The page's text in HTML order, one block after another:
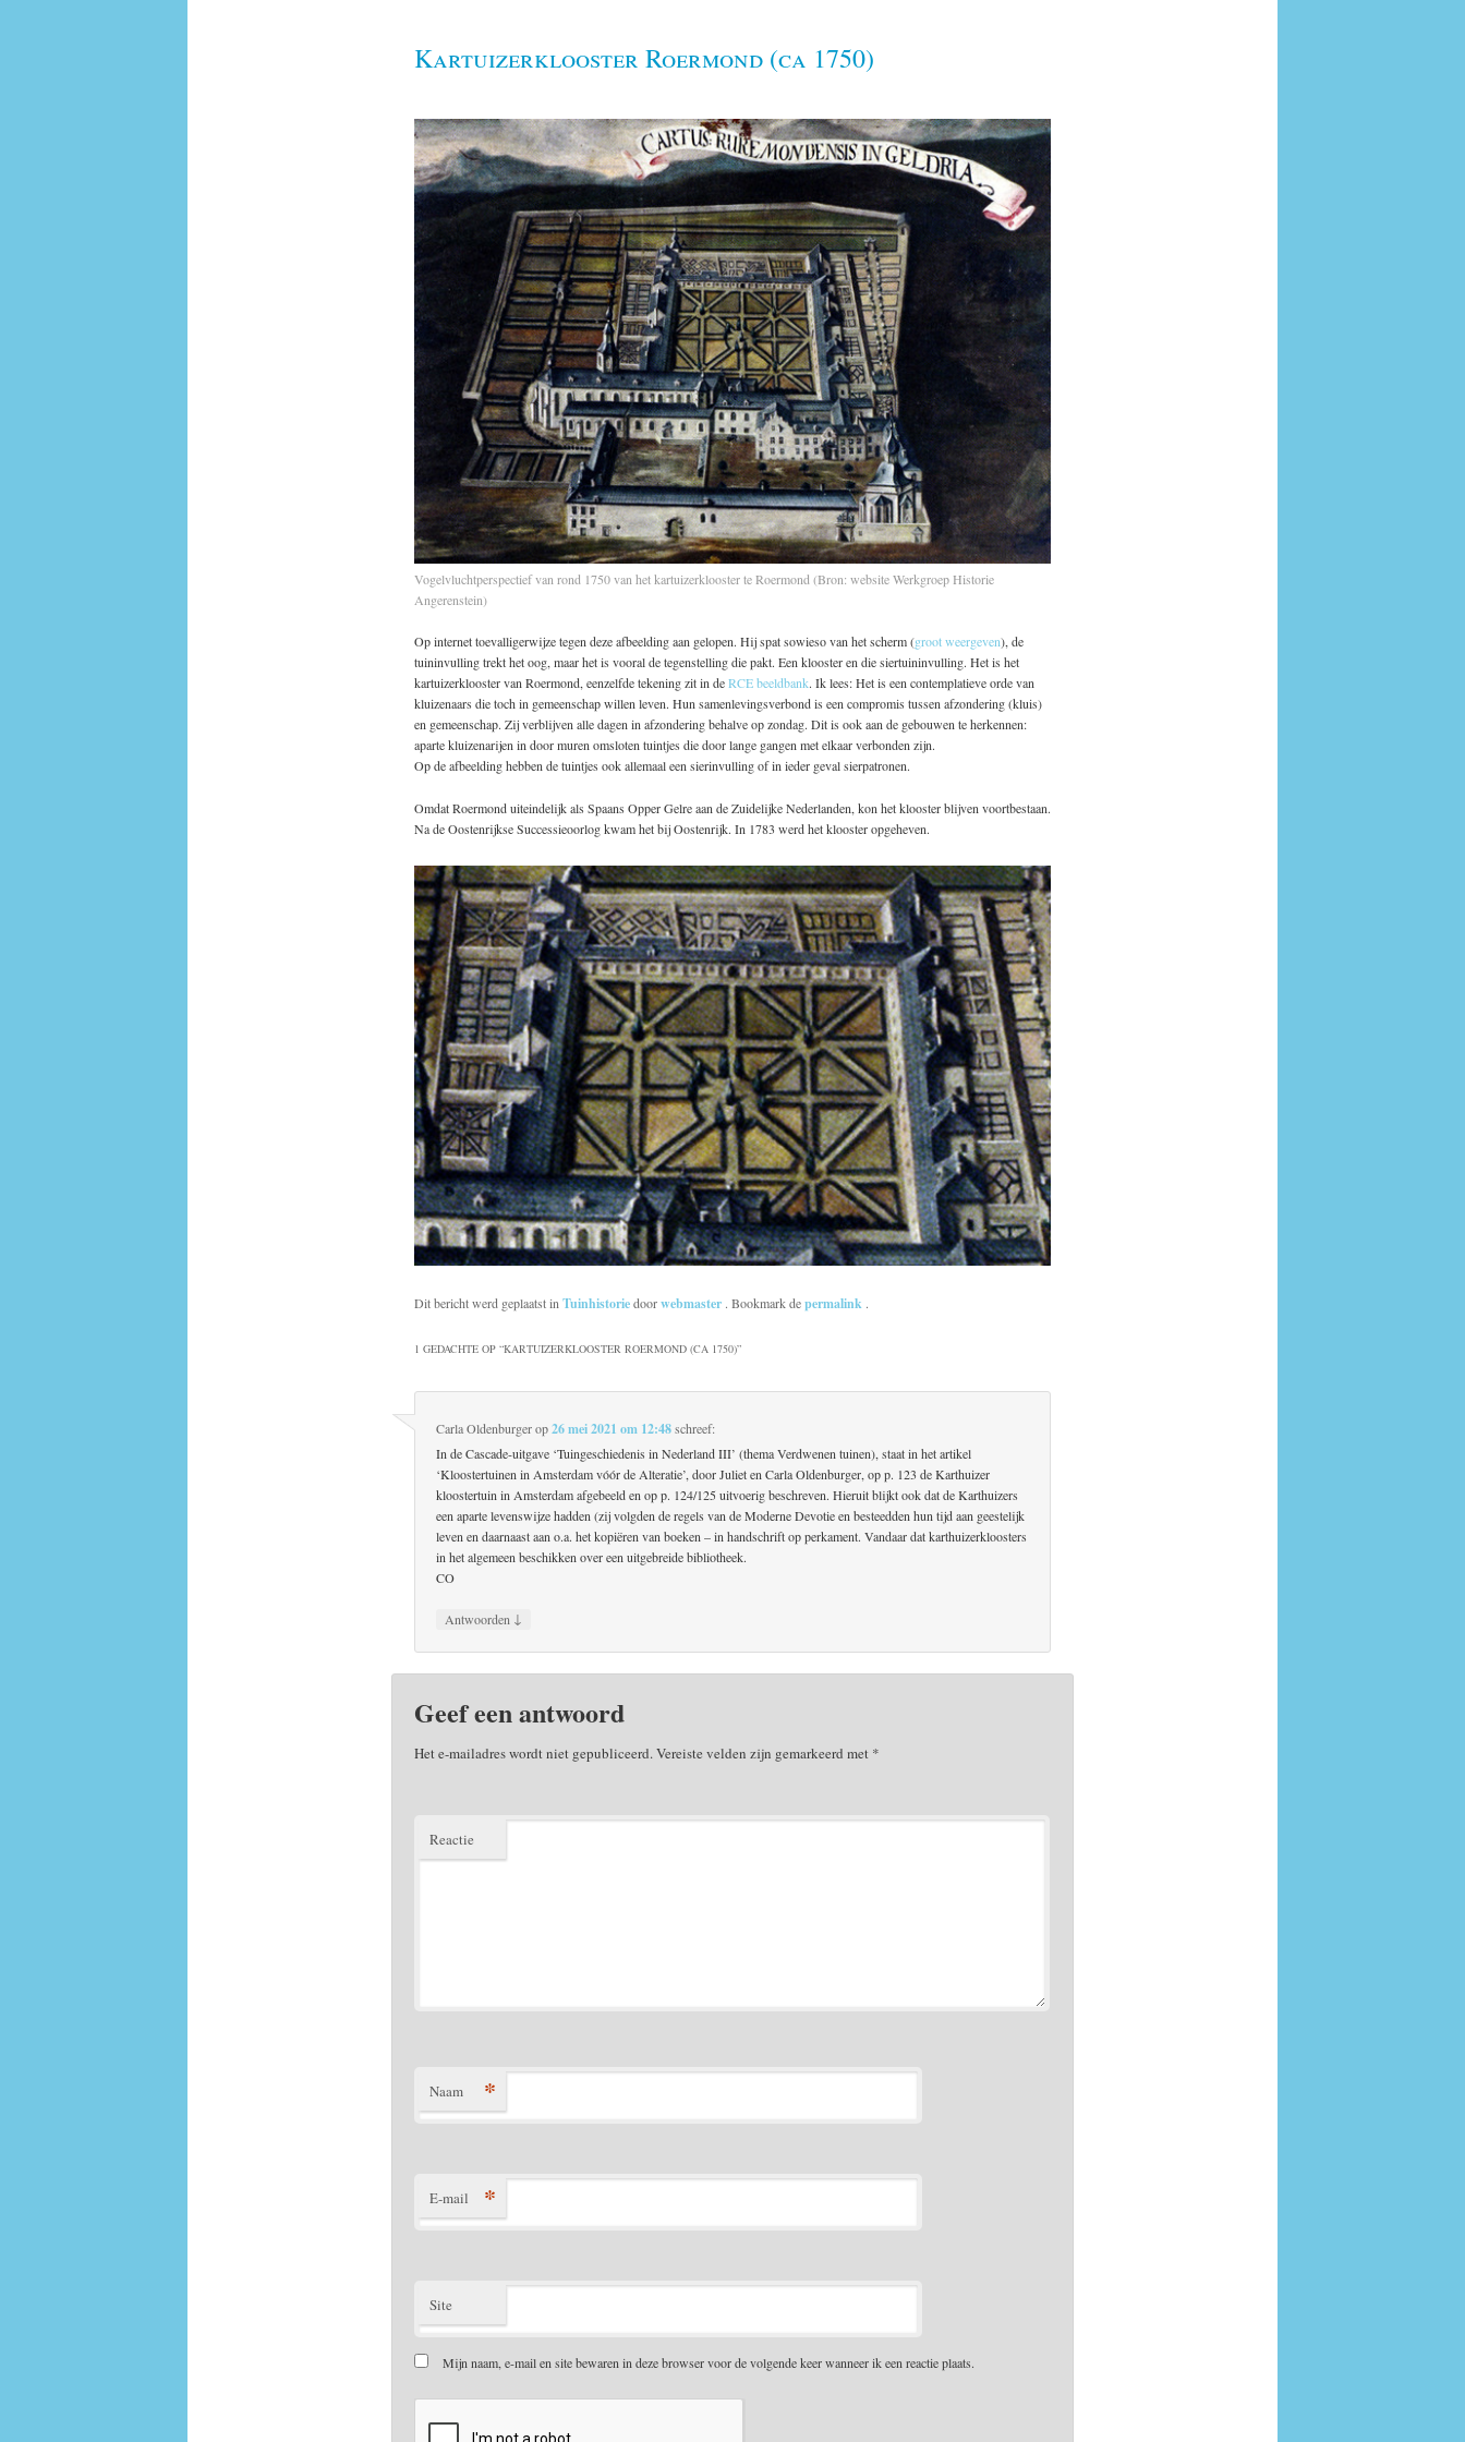
Kartuizerklooster Roermond (ca 1750)
Vogelvluchtperspectief van rond 1750 van het kartuizerklooster te Roermond (Bron: website Werkgroep Historie
Angerenstein)
Op internet toevalligerwijze tegen deze afbeelding aan gelopen. Hij spat sowieso van het scherm (groot weergeven), de
tuininvulling trekt het oog, maar het is vooral de tegenstelling die pakt. Een klooster en die siertuininvulling. Het is het
kartuizerklooster van Roermond, eenzelfde tekening zit in deRCE beeldbank. Ik lees: Het is een contemplatieve orde van
kluizenaars die toch in gemeenschap willen leven. Hun samenlevingsverbond is een compromis tussen afzondering (kluis)
en gemeenschap. Zij verblijven alle dagen in afzondering behalve op zondag. Dit is ook aan de gebouwen te herkennen:
aparte kluizenarijen in door muren omsloten tuintjes die door lange gangen met elkaar verbonden zijn.
Op de afbeelding hebben de tuintjes ook allemaal een sierinvulling of in ieder geval sierpatronen.
Omdat Roermond uiteindelijk als Spaans Opper Gelre aan de Zuidelijke Nederlanden, kon het klooster blijven voortbestaan.
Na de Oostenrijkse Successieoorlog kwam het bij Oostenrijk. In 1783 werd het klooster opgeheven.
Dit bericht werd geplaatst in Tuinhistoriedoorwebmaster . Bookmark depermalink .
1 GEDACHTE OP “KARTUIZERKLOOSTER ROERMOND (CA 1750)”
Carla Oldenburgerop26 mei 2021 om 12:48 schreef:
In de Cascade-uitgave ‘Tuingeschiedenis in Nederland III’ (thema Verdwenen tuinen), staat in het artikel
‘Kloostertuinen in Amsterdam vóór de Alteratie’, door Juliet en Carla Oldenburger, op p. 123 de Karthuizer
kloostertuin in Amsterdam afgebeeld en op p. 124/125 uitvoerig beschreven. Hieruit blijkt ook dat de Karthuizers
een aparte levenswijze hadden (zij volgden de regels van de Moderne Devotie en besteedden hun tijd aan geestelijk
leven en daarnaast aan o.a. het kopiëren van boeken – in handschrift op perkament. Vandaar dat karthuizerkloosters
in het algemeen beschikken over een uitgebreide bibliotheek.
CO
Antwoorden ↓
Geef een antwoord
Het e-mailadres wordt niet gepubliceerd.Vereiste velden zijn gemarkeerd met *
Reactie
Naam *
E-mail *
Site
Mijn naam, e-mail en site bewaren in deze browser voor de volgende keer wanneer ik een reactie plaats.